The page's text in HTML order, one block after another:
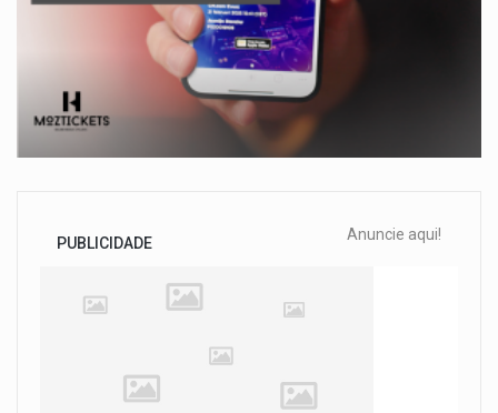
PUBLICIDADE Anuncie aqui!